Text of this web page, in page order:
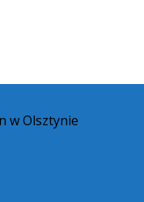
w Olsztynie